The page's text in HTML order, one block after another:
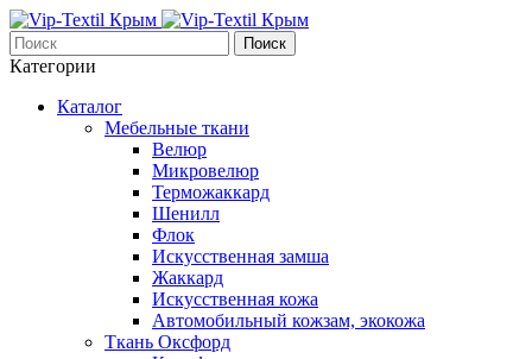
Поиск
Категории
Каталог
Мебельные ткани
Велюр
Микровелюр
Терможаккард
Шенилл
Флок
Искусственная замша
Жаккард
Искусственная кожа
Автомобильный кожзам, экокожа
Ткань Оксфорд